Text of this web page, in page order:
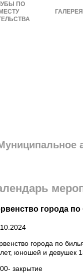
ПО
МЕСТУ
ГАЛЕРЕЯ
города
города по
юношей и девушек
закрытие